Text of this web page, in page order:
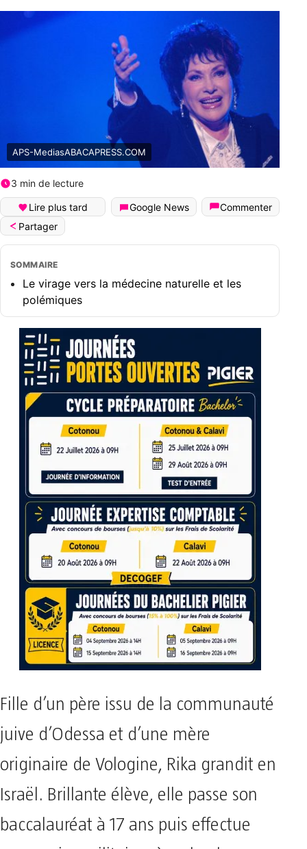
APS-MediasABACAPRESS.COM
3 min de lecture
Lire plus tard Google News
Commenter
Partager
SOMMAIRE
Le virage vers la médecine naturelle et les
polémiques
Fille d’un père issu de la communauté
juive d’Odessa et d’une mère
originaire de Vologine, Rika grandit en
Israël. Brillante élève, elle passe son
baccalauréat à 17 ans puis effectue